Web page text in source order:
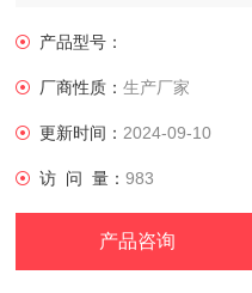
产品型号：
厂商性质：生产厂家
更新时间： 2024-09-10
访 问 量：983
产品咨询